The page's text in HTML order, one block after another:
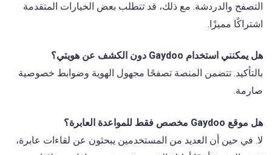
التصفح والدردشة. مع ذلك، قد تتطلب بعض الخيارات المتقدمة
اشتراكًا مميزًا.
هل يمكنني استخدام Gaydoo دون الكشف عن هويتي؟
بالتأكيد. تتضمن المنصة تصفحًا مجهول الهوية وضوابط خصوصية
صارمة.
هل موقع Gaydoo مخصص فقط للمواعدة العابرة؟
لا. في حين أن العديد من المستخدمين يبحثون عن لقاءات عابرة،